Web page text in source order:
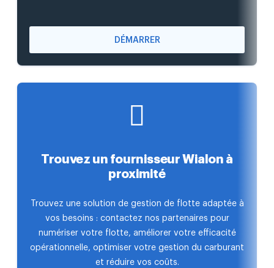
DÉMARRER
Trouvez un fournisseur Wialon à
proximité
Trouvez une solution de gestion de flotte adaptée à
vos besoins : contactez nos partenaires pour
numériser votre flotte, améliorer votre efficacité
opérationnelle, optimiser votre gestion du carburant
et réduire vos coûts.